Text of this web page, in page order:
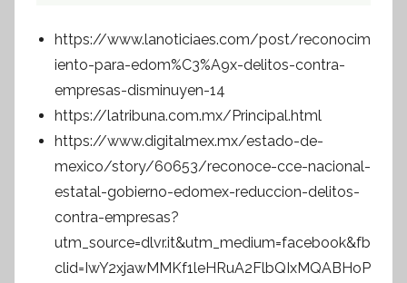
https://www.lanoticiaes.com/post/reconocim
iento-para-edom%C3%A9x-delitos-contra-
empresas-disminuyen-14
https://latribuna.com.mx/Principal.html
https://www.digitalmex.mx/estado-de-
mexico/story/60653/reconoce-cce-nacional-
estatal-gobierno-edomex-reduccion-delitos-
contra-empresas?
utm_source=dlvr.it&utm_medium=facebook&fb
clid=IwY2xjawMMKf1leHRuA2FlbQIxMQABHoP